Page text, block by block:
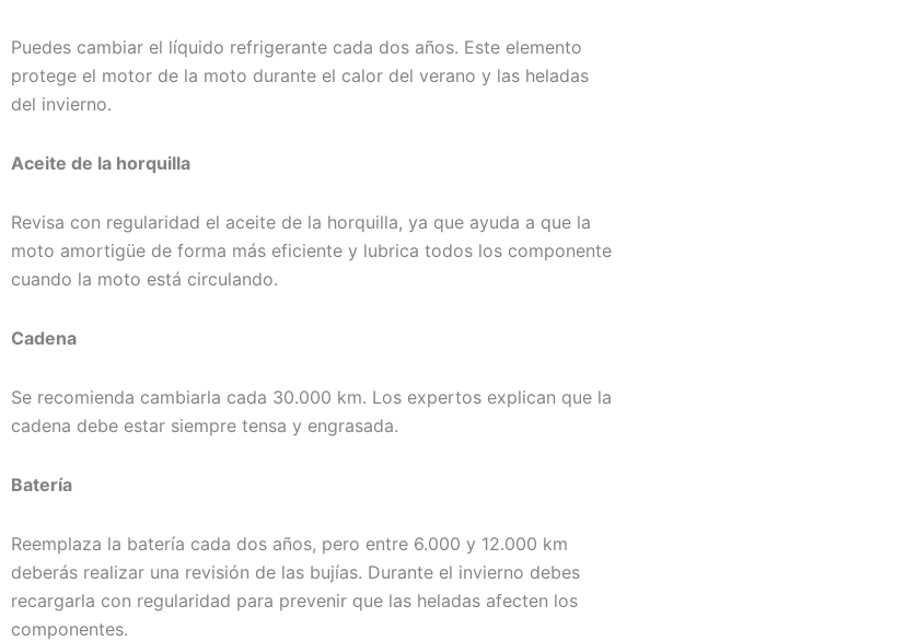
Puedes cambiar el líquido refrigerante cada dos años. Este elemento
protege el motor de la moto durante el calor del verano y las heladas
del invierno.
Aceite de la horquilla
Revisa con regularidad el aceite de la horquilla, ya que ayuda a que la
moto amortigüe de forma más eficiente y lubrica todos los componente
cuando la moto está circulando.
Cadena
Se recomienda cambiarla cada 30.000 km. Los expertos explican que la
cadena debe estar siempre tensa y engrasada.
Batería
Reemplaza la batería cada dos años, pero entre 6.000 y 12.000 km
deberás realizar una revisión de las bujías. Durante el invierno debes
recargarla con regularidad para prevenir que las heladas afecten los
componentes.